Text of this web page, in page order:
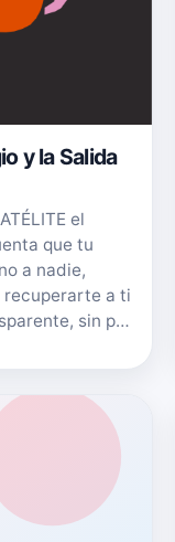
y la Salida
el
que tu
a nadie,
recuperarte a ti
sin p…